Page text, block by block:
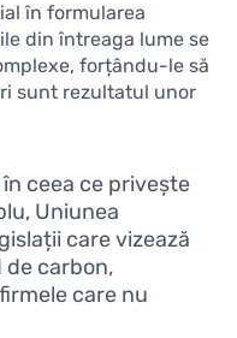
în formularea
din întreaga lume se
forțându-le să
sunt rezultatul unor
în ceea ce privește
Uniunea
care vizează
de carbon,
care nu